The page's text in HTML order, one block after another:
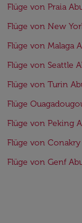
Flüge von Praia
Flüge von New
Flüge von Malaga
Flüge von Seattle
Flüge von Turin
Flüge
Flüge von Peking
Flüge von
Flüge von Genf